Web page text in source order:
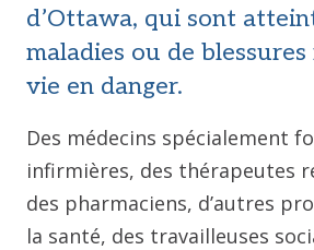
d’Ottawa, qui sont
maladies ou de
vie en danger.
Des médecins spécialement
infirmières, des thérapeutes
des pharmaciens, d’autres
la santé, des travailleuses